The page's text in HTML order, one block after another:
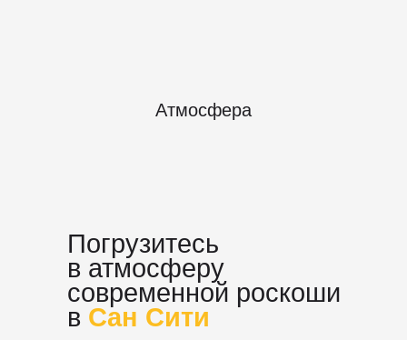
Атмосфера
Погрузитесь
в атмосферу
современной роскоши
в Сан Сити